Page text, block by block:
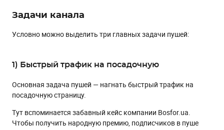
Задачи канала
Условно можно выделить три главных задачи пушей:
1) Быстрый трафик на посадочную
Основная задача пушей — нагнать быстрый трафик на
посадочную страницу.
Тут вспоминается забавный кейс компании Bosfor.ua.
Чтобы получить народную премию, подписчиков в пуше